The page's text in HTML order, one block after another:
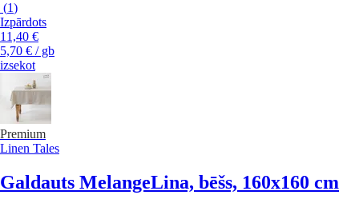
(1)
Izpārdots
11,40 €
5,70 € / gb
izsekot
Premium
Linen Tales
Galdauts MelangeLina, bēšs, 160x160 cm